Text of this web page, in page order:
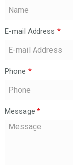
E-mail Address *
Phone *
Message *